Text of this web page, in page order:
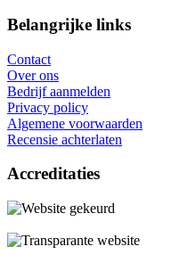
Belangrijke links
Contact
Over ons
Bedrijf aanmelden
Privacy policy
Algemene voorwaarden
Recensie achterlaten
Accreditaties